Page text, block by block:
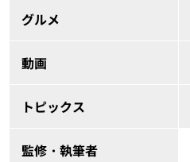
グルメ
動画
トピックス
監修・執筆者